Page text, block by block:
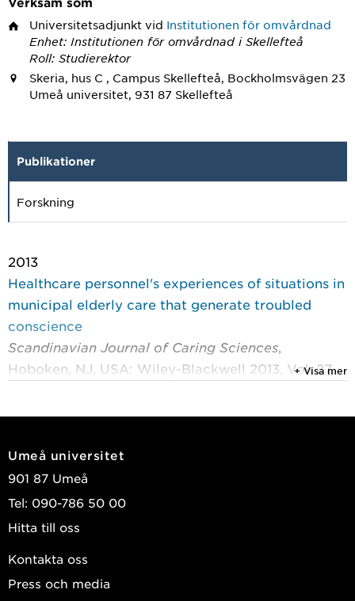
Universitetsadjunkt vid Institutionen för omvårdnad
Enhet: Institutionen för omvårdnad i Skellefteå
Roll: Studierektor
Skeria, hus C , Campus Skellefteå, Bockholmsvägen 23
Umeå universitet, 931 87 Skellefteå
Publikationer
Forskning
2013
Healthcare personnel's experiences of situations in
municipal elderly care that generate troubled
conscience
Scandinavian Journal of Caring Sciences,
Hoboken, NJ, USA: Wiley-Blackwell 2013, Vol. 27,
Personality traits among burnt out and non-burnt
out health-care personnel at the same workplaces:
a pilot study
International Journal of Mental Health Nursing
+ Visa mer
Umeå universitet
901 87 Umeå
Tel: 090-786 50 00
Hitta till oss
Kontakta oss
Press och media